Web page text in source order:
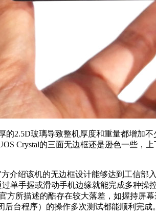
玻璃导致整机厚度和重量都增加不
Crystal的三面无边框还是逊色一些
绍该机的无边框设计能够达到工信部
单手握或滑动手机边缘就能完成多种
方所描述的酷存在较大落差，如握持屏
台程序）的操作多次测试都能顺利完